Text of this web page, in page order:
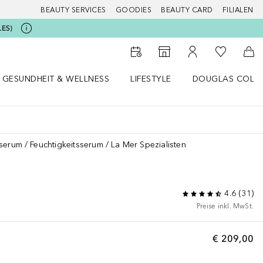
BEAUTY SERVICES GOODIES BEAUTY CARD FILIALEN
Zum Storefinder
Zu Meinem
Zu Meiner
GESUNDHEIT & WELLNESS
LIFESTYLE
DOUGLAS
Feuchtigkeitsserum La Mer Spezialisten
4.6(31 )
Preise inkl. MwSt.
€ 209,00